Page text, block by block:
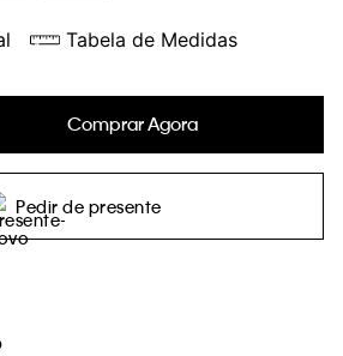
Tabela de Medidas
Comprar Agora
Pedir de presente